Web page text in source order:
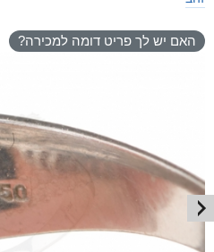
האם יש לך פריט דומה למכירה?